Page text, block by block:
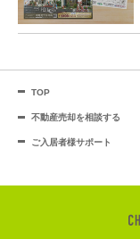
TOP
不動産売却を相談する
ご入居者様サポート